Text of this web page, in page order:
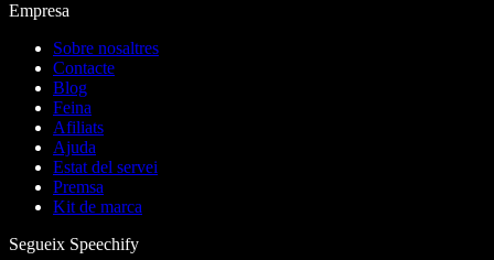
Empresa
Sobre nosaltres
Contacte
Blog
Feina
Afiliats
Ajuda
Estat del servei
Premsa
Kit de marca
Segueix Speechify